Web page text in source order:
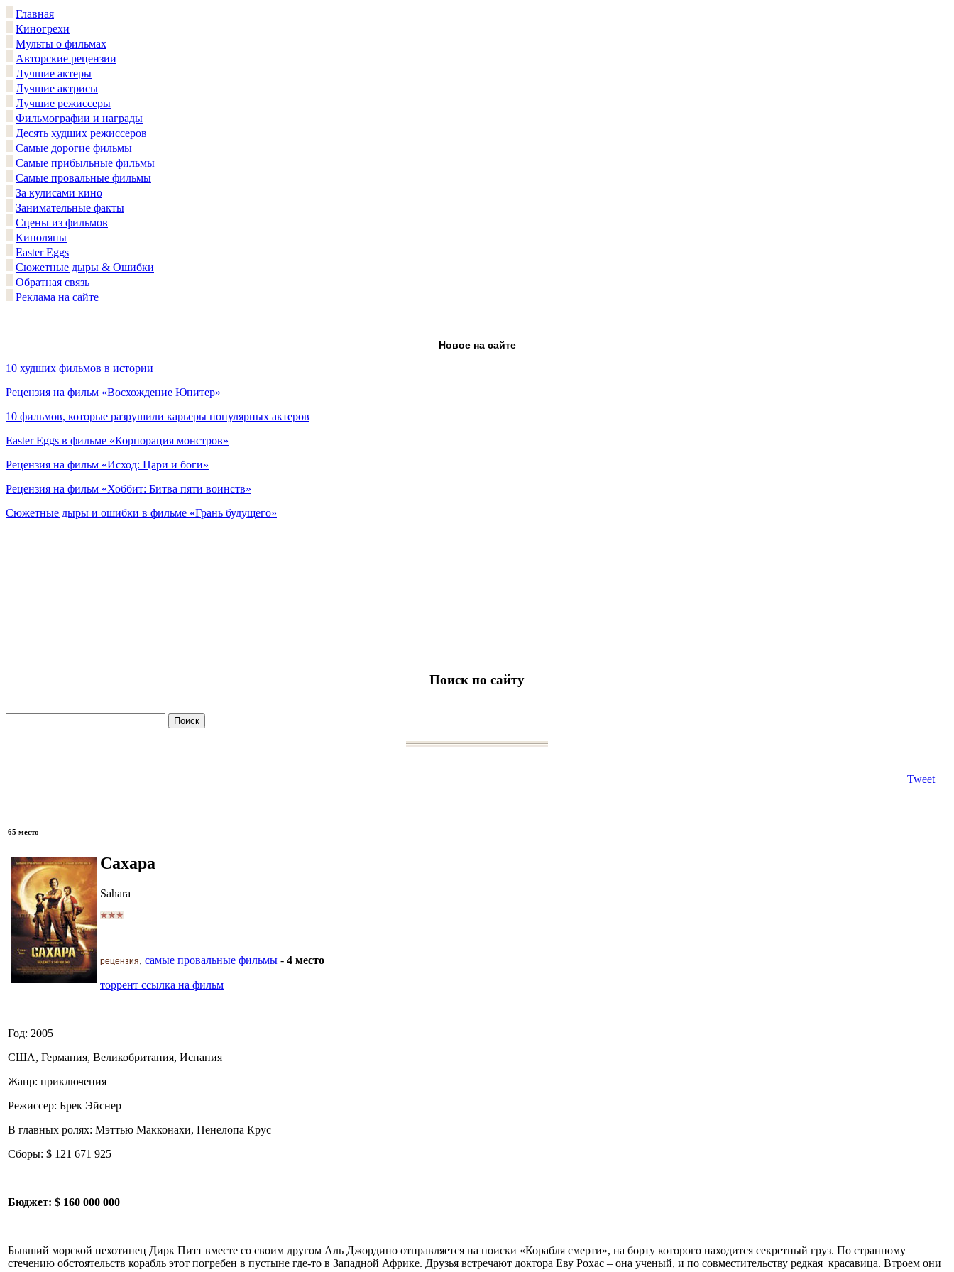
Главная
Киногрехи
Мульты о фильмах
Авторские рецензии
Лучшие актеры
Лучшие актрисы
Лучшие режиссеры
Фильмографии и награды
Десять худших режиссеров
Самые дорогие фильмы
Самые прибыльные фильмы
Самые провальные фильмы
За кулисами кино
Занимательные факты
Сцены из фильмов
Киноляпы
Easter Eggs
Сюжетные дыры & Ошибки
Обратная связь
Реклама на сайте
Новое на сайте
10 худших фильмов в истории
Рецензия на фильм «Восхождение Юпитер»
10 фильмов, которые разрушили карьеры популярных актеров
Easter Eggs в фильме «Корпорация монстров»
Рецензия на фильм «Исход: Цари и боги»
Рецензия на фильм «Хоббит: Битва пяти воинств»
Сюжетные дыры и ошибки в фильме «Грань будущего»
Поиск по сайту
Tweet
65 место
Сахара
Sahara
рецензия, самые провальные фильмы - 4 место
торрент ссылка на фильм
Год: 2005
США, Германия, Великобритания, Испания
Жанр: приключения
Режиссер: Брек Эйснер
В главных ролях: Мэттью Макконахи, Пенелопа Крус
Сборы: $ 121 671 925
Бюджет: $ 160 000 000
Бывший морской пехотинец Дирк Питт вместе со своим другом Аль Джордино отправляется на поиски «Корабля смерти», на борту которого находится секретный груз. По странному
стечению обстоятельств корабль этот погребен в пустыне где-то в Западной Африке. Друзья встречают доктора Еву Рохас – она ученый, и по совместительству редкая красавица. Втроем они